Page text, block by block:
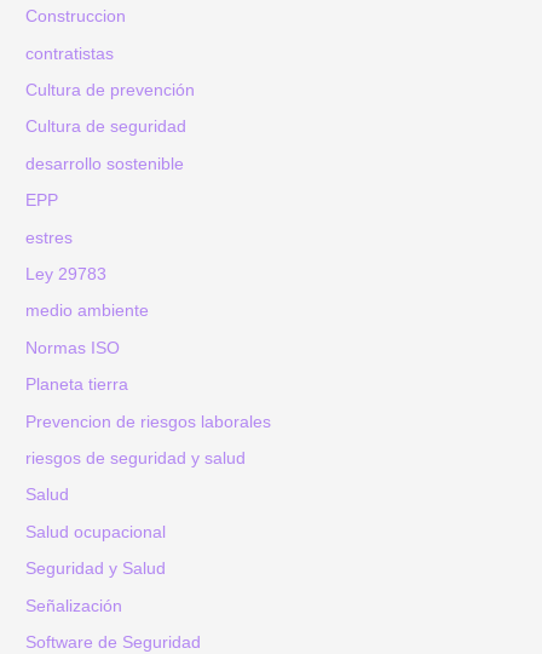
Construccion
contratistas
Cultura de prevención
Cultura de seguridad
desarrollo sostenible
EPP
estres
Ley 29783
medio ambiente
Normas ISO
Planeta tierra
Prevencion de riesgos laborales
riesgos de seguridad y salud
Salud
Salud ocupacional
Seguridad y Salud
Señalización
Software de Seguridad